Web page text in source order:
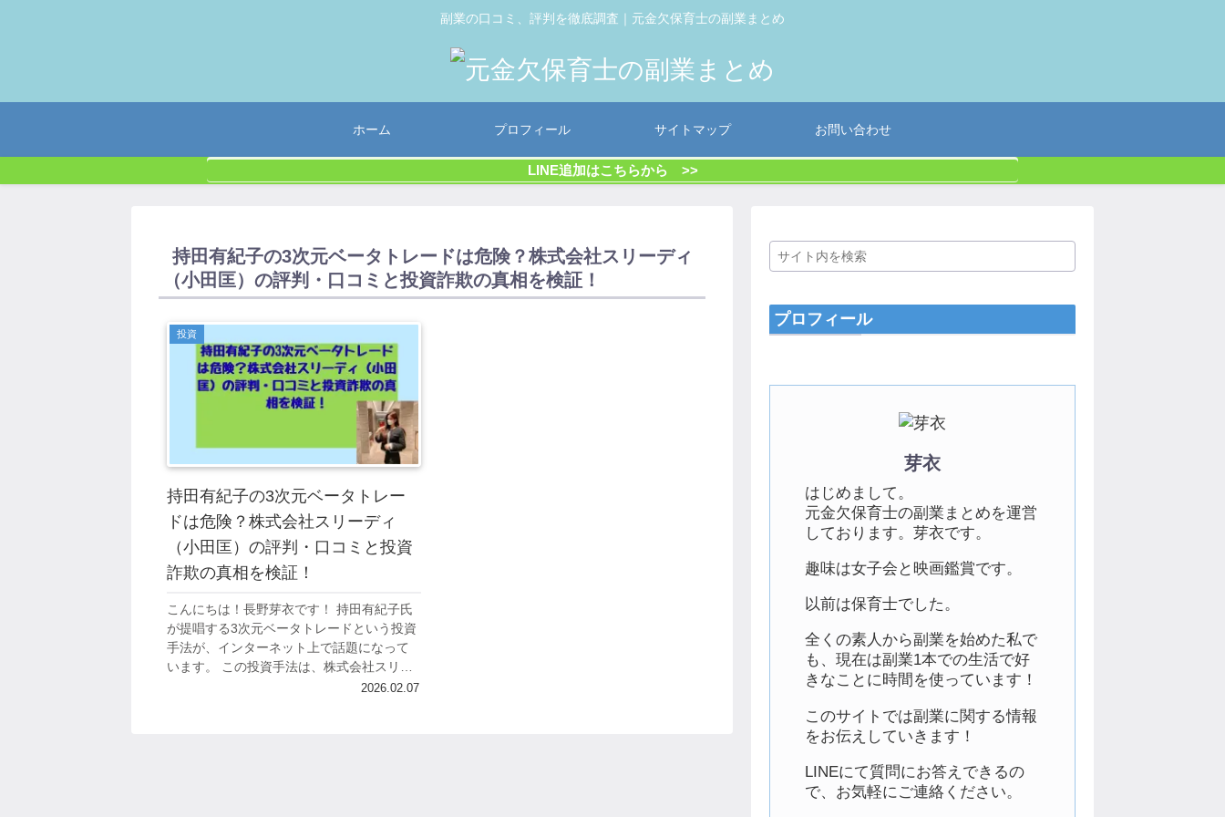
副業の口コミ、評判を徹底調査｜元金欠保育士の副業まとめ
ホーム プロフィール サイトマップ お問い合わせ
LINE追加はこちらから >>
持田有紀子の3次元ベータトレードは危険？株式会社スリーディ
（小田匡）の評判・口コミと投資詐欺の真相を検証！
投資
持田有紀子の3次元ベータトレー
ドは危険？株式会社スリーディ
（小田匡）の評判・口コミと投資
詐欺の真相を検証！
こんにちは！長野芽衣です！ 持田有紀子氏
が提唱する3次元ベータトレードという投資
手法が、インターネット上で話題になって
います。 この投資手法は、株式会社スリー
ディという企業が販売しており、代表者は
2026.02.07
プロフィール
芽衣
はじめまして。
元金欠保育士の副業まとめを運営
しております。芽衣です。
趣味は女子会と映画鑑賞です。
以前は保育士でした。
全くの素人から副業を始めた私で
も、現在は副業1本での生活で好
きなことに時間を使っています！
このサイトでは副業に関する情報
をお伝えしていきます！
LINEにて質問にお答えできるの
で、お気軽にご連絡ください。